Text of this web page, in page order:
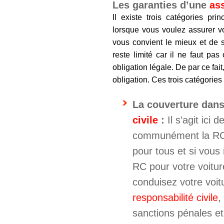
Les garanties d’une
Il existe trois catégories
lorsque vous voulez assurer
vous convient le mieux et de
reste limité car il ne faut pas
obligation légale. De par ce
obligation. Ces trois
La couverture
civile : Il s’agit ici
communément la
pour tous et si vous
RC pour votre
conduisez votre
responsabilité civile,
sanctions pénales